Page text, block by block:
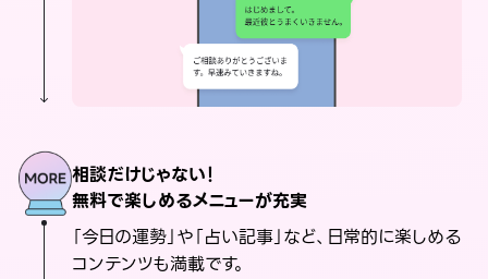
相談だけじゃない！
無料で楽しめるメニューが充実
「今日の運勢」や「占い記事」など、日常的に楽しめる
コンテンツも満載です。